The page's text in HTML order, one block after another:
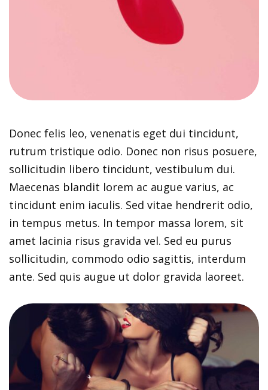
Donec felis leo, venenatis eget dui tincidunt,
rutrum tristique odio. Donec non risus posuere,
sollicitudin libero tincidunt, vestibulum dui.
Maecenas blandit lorem ac augue varius, ac
tincidunt enim iaculis. Sed vitae hendrerit odio,
in tempus metus. In tempor massa lorem, sit
amet lacinia risus gravida vel. Sed eu purus
sollicitudin, commodo odio sagittis, interdum
ante. Sed quis augue ut dolor gravida laoreet.